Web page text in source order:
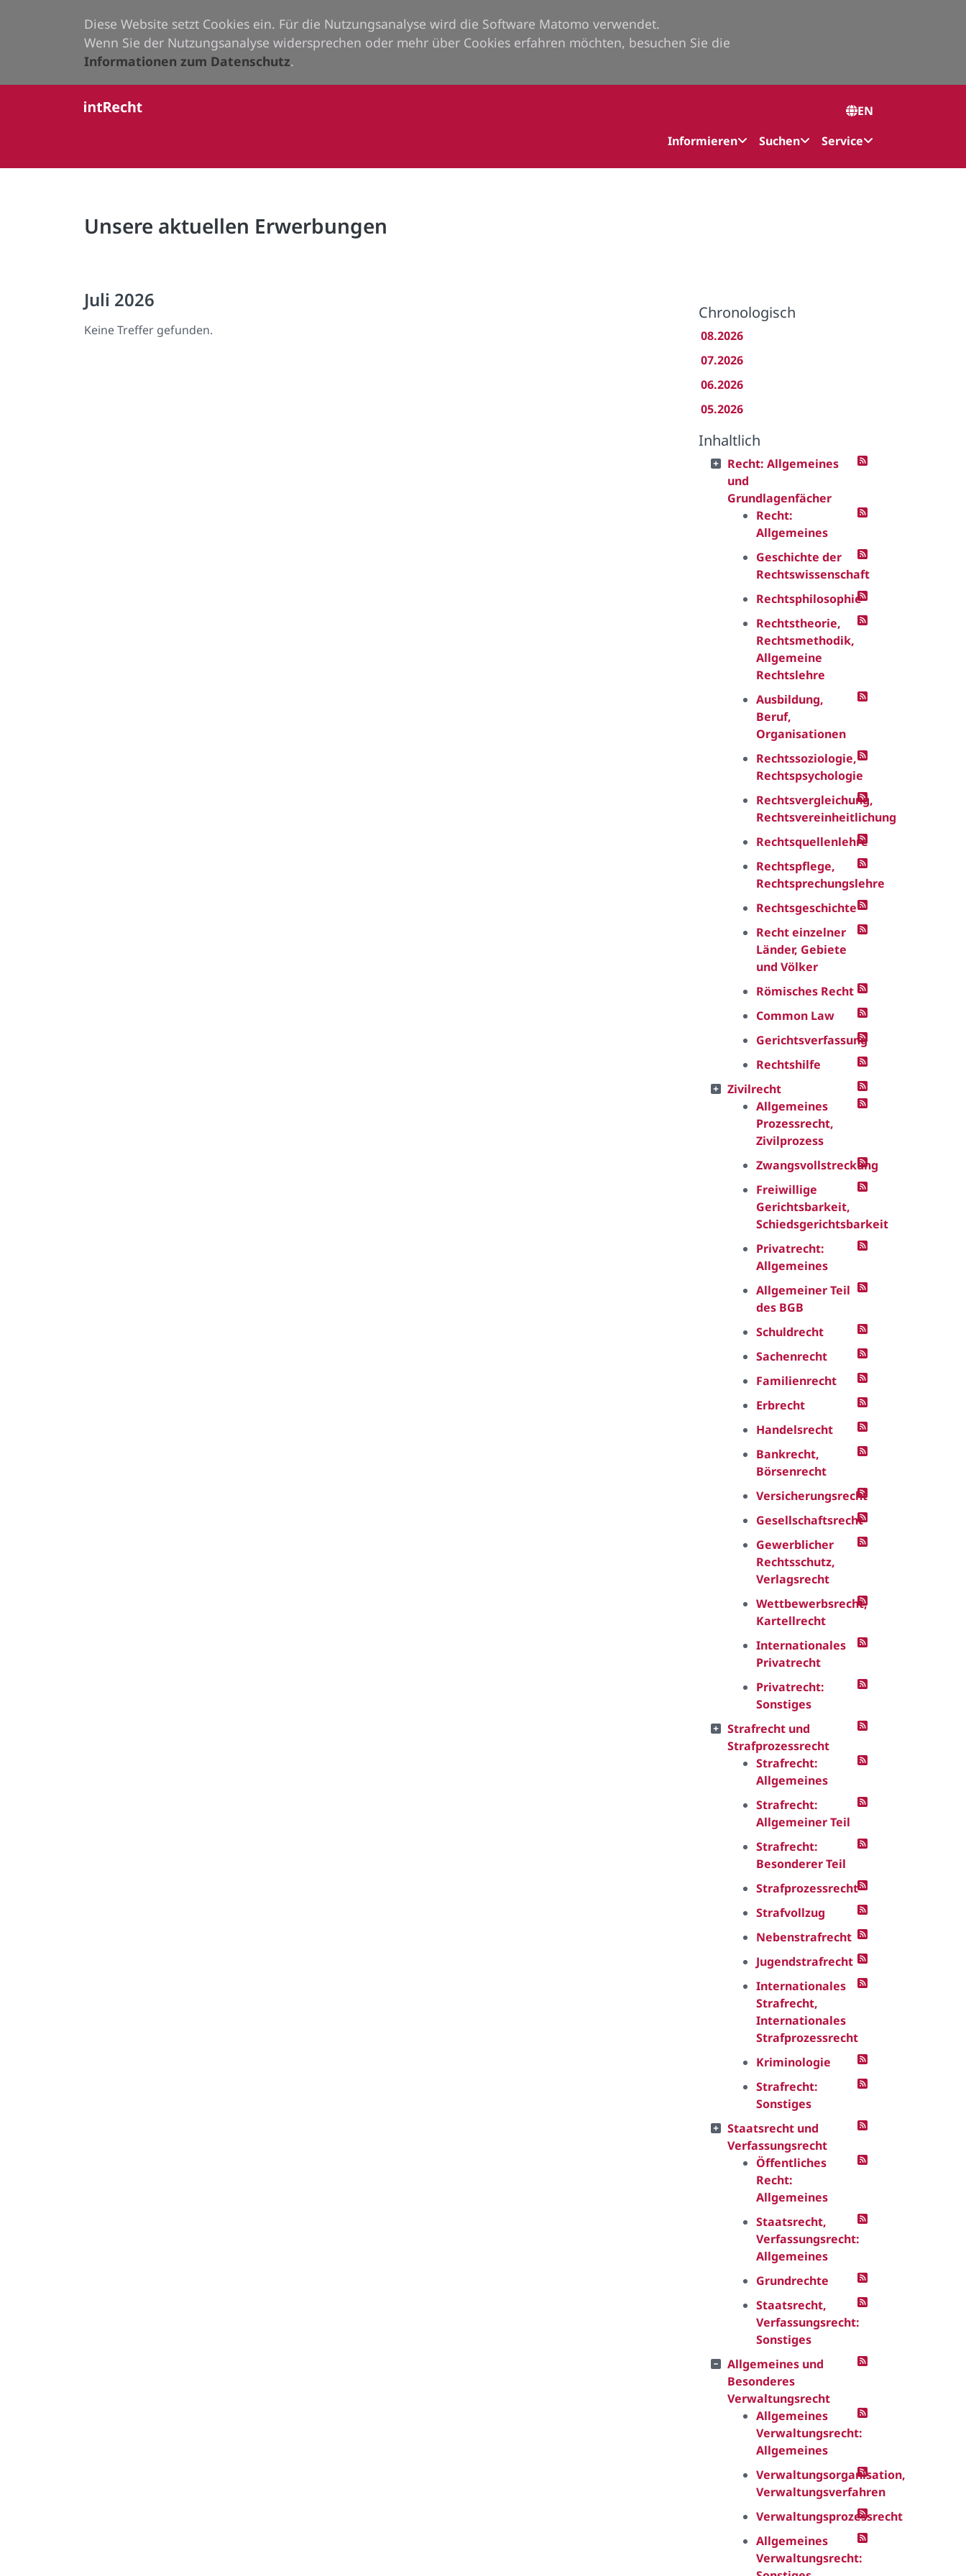
Diese Website setzt Cookies ein. Für die Nutzungsanalyse wird die Software Matomo verwendet.
Wenn Sie der Nutzungsanalyse widersprechen oder mehr über Cookies erfahren möchten, besuchen Sie die
Informationen zum Datenschutz.
EN
Informieren
Suchen Service
Unsere aktuellen Erwerbungen
Juli 2026
Keine Treffer gefunden.
Chronologisch
08.2026
07.2026
06.2026
05.2026
Inhaltlich
Recht: Allgemeines
und
Grundlagenfächer
Recht:
Allgemeines
Geschichte der
Rechtswissenschaft
Rechtsphilosophie
Rechtstheorie,
Rechtsmethodik,
Allgemeine
Rechtslehre
Ausbildung,
Beruf,
Organisationen
Rechtssoziologie,
Rechtspsychologie
Rechtsvergleichung,
Rechtsvereinheitlichung
Rechtsquellenlehre
Rechtspflege,
Rechtsprechungslehre
Rechtsgeschichte
Recht einzelner
Länder, Gebiete
und Völker
Römisches Recht
Common Law
Gerichtsverfassung
Rechtshilfe
Zivilrecht
Allgemeines
Prozessrecht,
Zivilprozess
Zwangsvollstreckung
Freiwillige
Gerichtsbarkeit,
Schiedsgerichtsbarkeit
Privatrecht:
Allgemeines
Allgemeiner Teil
des BGB
Schuldrecht
Sachenrecht
Familienrecht
Erbrecht
Handelsrecht
Bankrecht,
Börsenrecht
Versicherungsrecht
Gesellschaftsrecht
Gewerblicher
Rechtsschutz,
Verlagsrecht
Wettbewerbsrecht,
Kartellrecht
Internationales
Privatrecht
Privatrecht:
Sonstiges
Strafrecht und
Strafprozessrecht
Strafrecht:
Allgemeines
Strafrecht:
Allgemeiner Teil
Strafrecht:
Besonderer Teil
Strafprozessrecht
Strafvollzug
Nebenstrafrecht
Jugendstrafrecht
Internationales
Strafrecht,
Internationales
Strafprozessrecht
Kriminologie
Strafrecht:
Sonstiges
Staatsrecht und
Verfassungsrecht
Öffentliches
Recht:
Allgemeines
Staatsrecht,
Verfassungsrecht:
Allgemeines
Grundrechte
Staatsrecht,
Verfassungsrecht:
Sonstiges
Allgemeines und
Besonderes
Verwaltungsrecht
Allgemeines
Verwaltungsrecht:
Allgemeines
Verwaltungsorganisation,
Verwaltungsverfahren
Verwaltungsprozessrecht
Allgemeines
Verwaltungsrecht: